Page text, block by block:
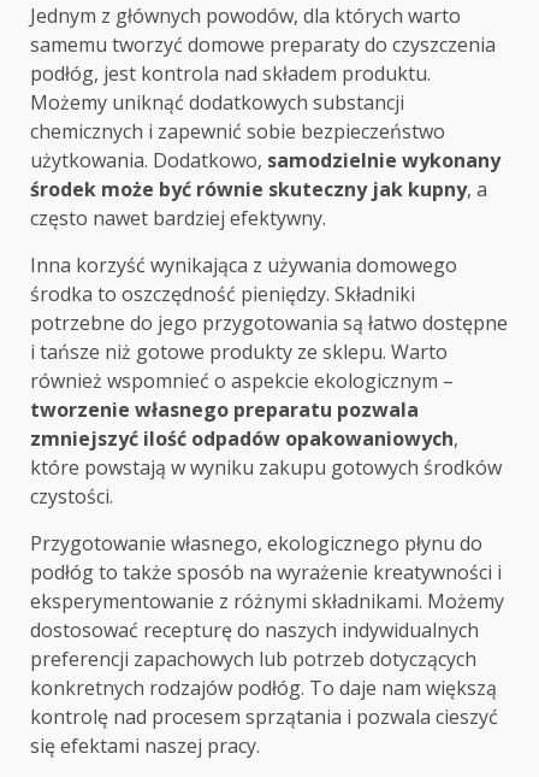
Jednym z głównych powodów, dla których warto
samemu tworzyć domowe preparaty do czyszczenia
podłóg, jest kontrola nad składem produktu.
Możemy uniknąć dodatkowych substancji
chemicznych i zapewnić sobie bezpieczeństwo
użytkowania. Dodatkowo, samodzielnie wykonany
środek może być równie skuteczny jak kupny, a
często nawet bardziej efektywny.
Inna korzyść wynikająca z używania domowego
środka to oszczędność pieniędzy. Składniki
potrzebne do jego przygotowania są łatwo dostępne
i tańsze niż gotowe produkty ze sklepu. Warto
również wspomnieć o aspekcie ekologicznym –
tworzenie własnego preparatu pozwala
zmniejszyć ilość odpadów opakowaniowych,
które powstają w wyniku zakupu gotowych środków
czystości.
Przygotowanie własnego, ekologicznego płynu do
podłóg to także sposób na wyrażenie kreatywności i
eksperymentowanie z różnymi składnikami. Możemy
dostosować recepturę do naszych indywidualnych
preferencji zapachowych lub potrzeb dotyczących
konkretnych rodzajów podłóg. To daje nam większą
kontrolę nad procesem sprzątania i pozwala cieszyć
się efektami naszej pracy.